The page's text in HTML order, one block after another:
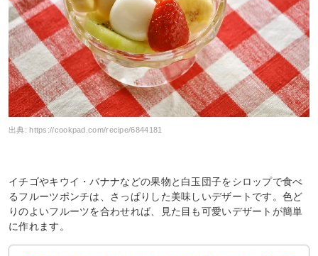
出典:https://cookpad.com/recipe/6844181
イチゴやキウイ・バナナなどの果物と白玉団子をシロップで食べ
るフルーツポンチは、さっぱりした美味しいデザートです。色ど
りのよいフルーツを合わせれば、見た目も可愛いデザートが簡単
に作れます。